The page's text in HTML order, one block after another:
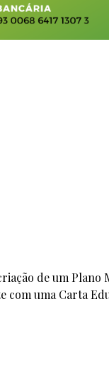
de um Plano
com uma Carta